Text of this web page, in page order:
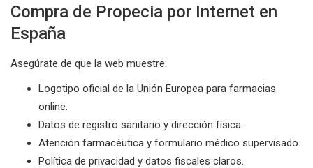
Compra de Propecia por Internet en
España
Asegúrate de que la web muestre:
Logotipo oficial de la Unión Europea para farmacias
online.
Datos de registro sanitario y dirección física.
Atención farmacéutica y formulario médico supervisado.
Política de privacidad y datos fiscales claros.